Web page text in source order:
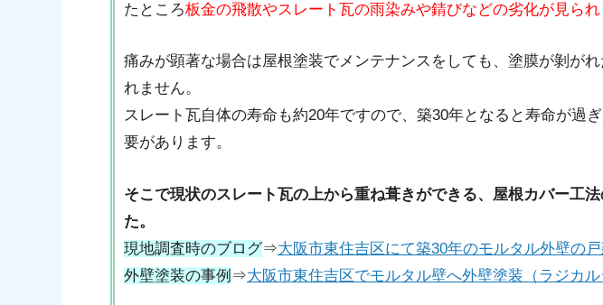
たところ板金の飛散やスレート瓦の雨染みや錆びなどの劣化が見られ
痛みが顕著な場合は屋根塗装でメンテナンスをしても、塗膜が剝がれ
れません。
スレート瓦自体の寿命も約20年ですので、築30年となると寿命が過
要があります。
そこで現状のスレート瓦の上から重ね葺きができる、屋根カバー工
た。
現地調査時のブログ⇒大阪市東住吉区にて築30年のモルタル外壁の
外壁塗装の事例 ⇒大阪市東住吉区でモルタル壁へ外壁塗装（ラジカル